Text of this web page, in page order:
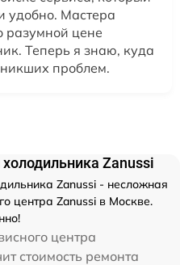
удобно. Мастера
разумной цене
Теперь я знаю, куда
проблем.
Zanussi
Zanussi - несложная
центра Zanussi в Москве.
центра
стоимость ремонта